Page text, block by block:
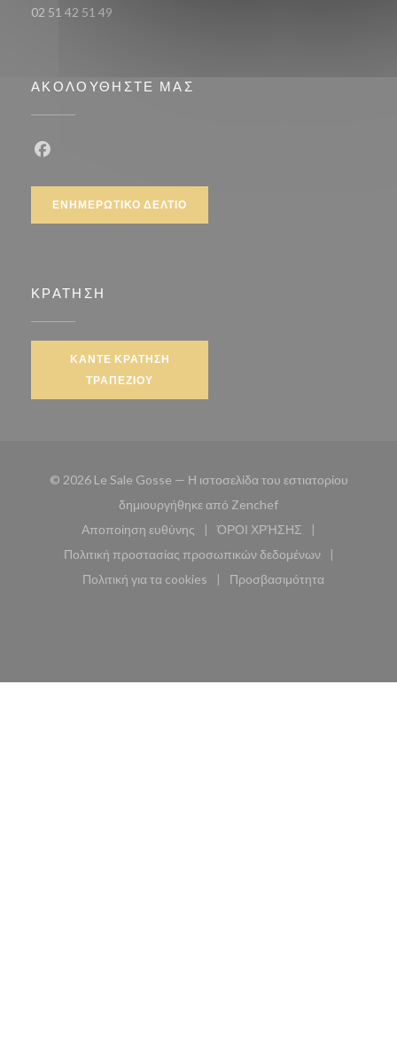
02 51 42 51 49
ΑΚΟΛΟΥΘΉΣΤΕ ΜΑΣ
ΕΝΗΜΕΡΩΤΙΚΌ ΔΕΛΤΊΟ
ΚΡΆΤΗΣΗ
ΚΆΝΤΕ ΚΡΆΤΗΣΗ
ΤΡΑΠΕΖΙΟΎ
© 2026 Le Sale Gosse — Η ιστοσελίδα του εστιατορίου
δημιουργήθηκε από Zenchef((ανοίγει σε νέο
Αποποίηση ευθύνης
((ανοίγει σε νέο παράθυρο))
ΌΡΟΙ ΧΡΉΣΗΣ
((ανοίγει σε νέο
Πολιτική προστασίας προσωπικών δεδομένων
((ανοίγει σε νέο παράθυρο))
Πολιτική για τα cookies
((ανοίγει σε νέο παράθυρο))
Προσβασιμότητα
((ανοίγει σε νέο